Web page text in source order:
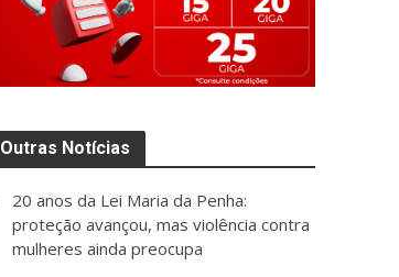
Outras Notícias
20 anos da Lei Maria da Penha:
proteção avançou, mas violência contra
mulheres ainda preocupa